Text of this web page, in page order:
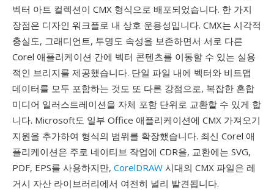
벡터 아트 컬렉션이 CMX 형식으로 배포되었습니다. 한 가지
장점은 디자인 워크플로 내 상호 운용성입니다. CMX는 시각적
충실도, 그래디언트, 투명도 속성을 보존하면서 서로 다른
Corel 애플리케이션 간에 벡터 콘텐츠를 이동할 수 있는 실용
적인 브리지를 제공했습니다. 단일 파일 내에 벡터와 비트맵
데이터를 모두 포함하는 것도 또 다른 강점으로, 복잡한 혼합
미디어 일러스트레이션을 자체 포함 단위로 교환할 수 있게 합
니다. Microsoft도 일부 Office 애플리케이션에 CMX 가져오기
지원을 추가하여 형식의 범위를 확장했습니다. 최신 Corel 애
플리케이션은 주로 네이티브 작업에 CDR을, 교환에는 SVG,
PDF, EPS를 사용하지만, CorelDRAW 시대의 CMX 파일은 레
거시 자산 라이브러리에서 여전히 널리 발견됩니다.